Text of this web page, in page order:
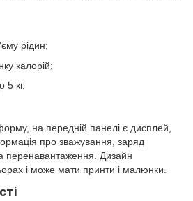
рідин;
калорій;
5 кг.
на передній панелі є дисплей,
про зважування, заряд
перенавантаження. Дизайн
і може мати принти і малюнки.